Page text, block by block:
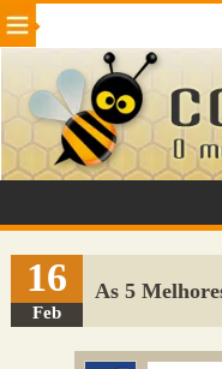
Beleza Cinema e TV
Internet Jogos NotÃ­cias
VeÃ­culos Adulto
Sugerir Link
Adicionar Blog
Colmeia Exchange
16
Feb
As 5